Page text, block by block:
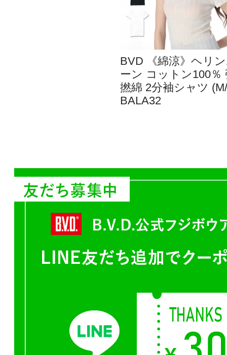
BVD 《綿涼》ヘリ
ーン コットン100％
撚綿 2分袖シャツ
BALA32